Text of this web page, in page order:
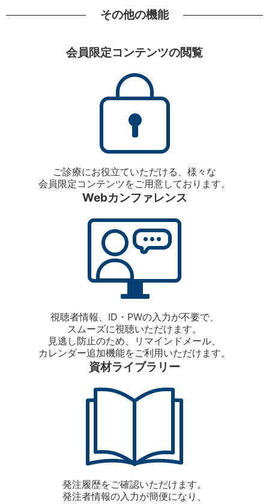
その他の機能
会員限定コンテンツの閲覧
ご診療にお役立ていただける、様々な
会員限定コンテンツをご用意しております。
Webカンファレンス
視聴者情報、ID・PWの入力が不要で、
スムーズに視聴いただけます。
見逃し防止のため、リマインドメール、
カレンダー追加機能をご利用いただけます。
資材ライブラリー
発注履歴をご確認いただけます。
発注者情報の入力が簡便になり、